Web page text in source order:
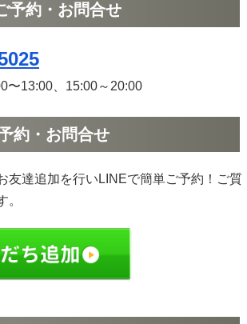
予約・お問合せ
〜13:00、15:00～20:00
約・お問合せ
友達追加を行いLINEで簡単ご予約！ご質
。